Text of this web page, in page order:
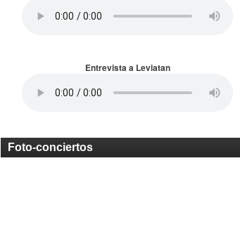
Entrevista a Leviatan
Foto-conciertos